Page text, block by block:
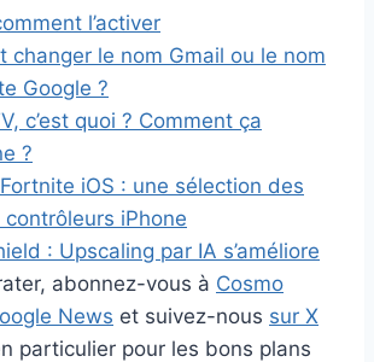
l’activer
changer le nom Gmail ou le nom
Google ?
c’est quoi ? Comment ça
?
iOS : une sélection des
contrôleurs iPhone
: Upscaling par IA s’améliore
abonnez-vous à Cosmo
News et suivez-nous sur X
particulier pour les bons plans